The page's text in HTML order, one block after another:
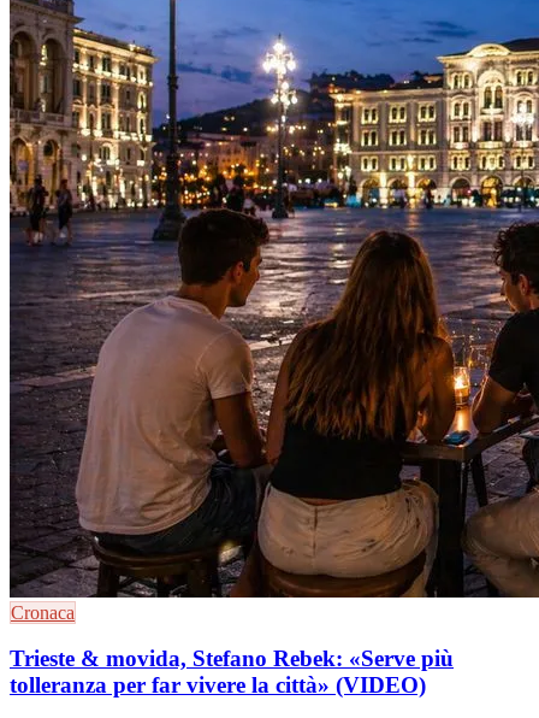
Cronaca
Trieste & movida, Stefano Rebek: «Serve più
tolleranza per far vivere la città» (VIDEO)